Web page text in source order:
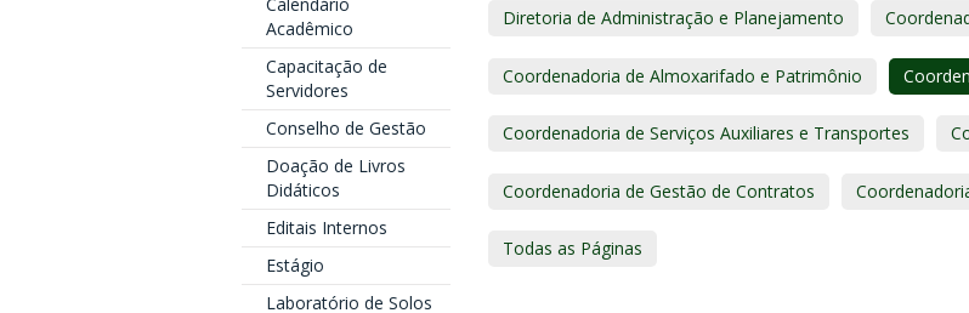
Acadêmico
Capacitação de
Servidores
Conselho de Gestão
Doação de Livros
Didáticos
Editais Internos
Estágio
Laboratório de Solos
Diretoria de Administração e Planejamento
Coordenadoria de Almoxarifado e Patrimônio
Coordenadoria de Serviços Auxiliares e Transportes
Coordenadoria de Gestão de Contratos
Todas as Páginas